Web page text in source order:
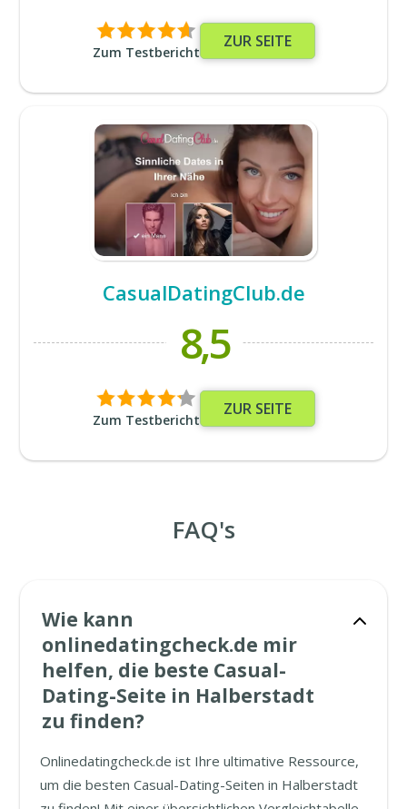
Zum Testbericht
ZUR SEITE
CasualDatingClub.de
8,5
Zum Testbericht
ZUR SEITE
FAQ's
Wie kann
onlinedatingcheck.de mir
helfen, die beste Casual-
Dating-Seite in Halberstadt
zu finden?
Onlinedatingcheck.de ist Ihre ultimative Ressource,
um die besten Casual-Dating-Seiten in Halberstadt